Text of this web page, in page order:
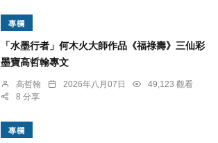
專欄
「水墨行者」何木火大師作品《福祿壽》三仙彩
墨寶高哲翰專文
高哲翰 2026年八月07日
49,123 觀看
8 分享
專欄